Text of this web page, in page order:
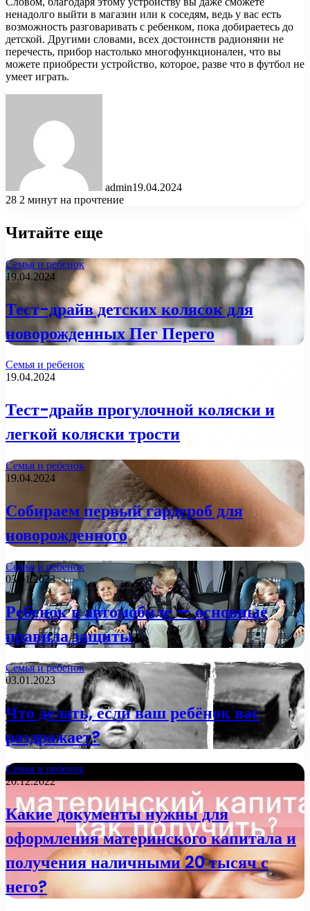
ненадолго выйти в магазин или к соседям, ведь у вас есть
возможность разговаривать с ребенком, пока добираетесь до
детской. Другими словами, всех достоинств радионяни не
перечесть, прибор настолько многофункционален, что вы
можете приобрести устройство, которое, разве что в футбол не
умеет играть.
admin19.04.2024
28 2 минут на прочтение
Читайте еще
Семья и ребенок
19.04.2024
Тест-драйв детских колясок для
новорожденных Пег Перего
Семья и ребенок
19.04.2024
Тест-драйв прогулочной коляски и
легкой коляски трости
Семья и ребенок
19.04.2024
Собираем первый гардероб для
новорожденного
Семья и ребенок
03.01.2023
Ребенок в автомобиле — основные
правила защиты
Семья и ребенок
03.01.2023
Что делать, если ваш ребёнок вас
раздражает?
Семья и ребенок
20.12.2022
Какие документы нужны для
оформления материнского капитала и
получения наличными 20 тысяч с
него?